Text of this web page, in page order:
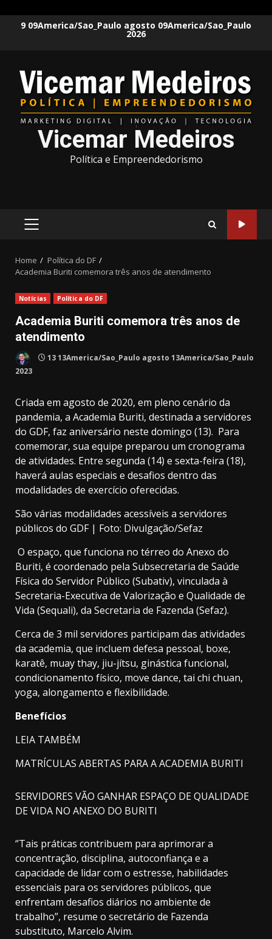
9 09America/Sao_Paulo agosto 09America/Sao_Paulo
2026
Vicemar Medeiros
Política e Empreendedorismo
PRIMARY
Home
Política do DF
Academia Buriti comemora três anos de atendimento
Notícias Política do DF
Academia Buriti comemora três anos de
atendimento
13 13America/Sao_Paulo agosto 13America/Sao_Paulo
2023
Criada em agosto de 2020, em pleno cenário da
pandemia, a Academia Buriti, destinada a servidores
do GDF, faz aniversário neste domingo (13). Para
comemorar, sua equipe preparou um cronograma
de atividades. Entre segunda (14) e sexta-feira (18),
haverá aulas especiais e desafios dentro das
modalidades de exercício oferecidas.
São várias modalidades acessíveis a servidores
públicos do GDF | Foto: Divulgação/Sefaz
O espaço, que funciona no térreo do Anexo do
Buriti, é coordenado pela Subsecretaria de Saúde
Física do Servidor Público (Subativ), vinculada à
Secretaria-Executiva de Valorização e Qualidade de
Vida (Sequali), da Secretaria de Fazenda (Sefaz).
Cerca de 3 mil servidores participam das atividades
da academia, que incluem defesa pessoal, boxe,
karatê, muay thay, jiu-jítsu, ginástica funcional,
condicionamento físico, move dance, tai chi chuan,
yoga, alongamento e flexibilidade.
Benefícios
LEIA TAMBÉM
MATRÍCULAS ABERTAS PARA A ACADEMIA BURITI
SERVIDORES VÃO GANHAR ESPAÇO DE QUALIDADE
DE VIDA NO ANEXO DO BURITI
‘’Tais práticas contribuem para aprimorar a
concentração, disciplina, autoconfiança e a
capacidade de lidar com o estresse, habilidades
essenciais para os servidores públicos, que
enfrentam desafios diários no ambiente de
trabalho”, resume o secretário de Fazenda
substituto, Marcelo Alvim.